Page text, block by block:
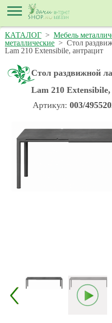
КАТАЛОГ > Мебель
металлические > Стол
Lam 210 Extensibile, антрацит
Стол раздвижной
Lam 210
Артикул: 003/